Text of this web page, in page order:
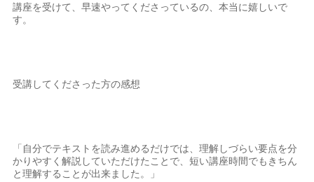
講座を受けて、早速やってくださっているの、本当に嬉しいで
す。
受講してくださった方の感想
「自分でテキストを読み進めるだけでは、理解しづらい要点を分
かりやすく解説していただけたことで、短い講座時間でもきちん
と理解することが出来ました。」